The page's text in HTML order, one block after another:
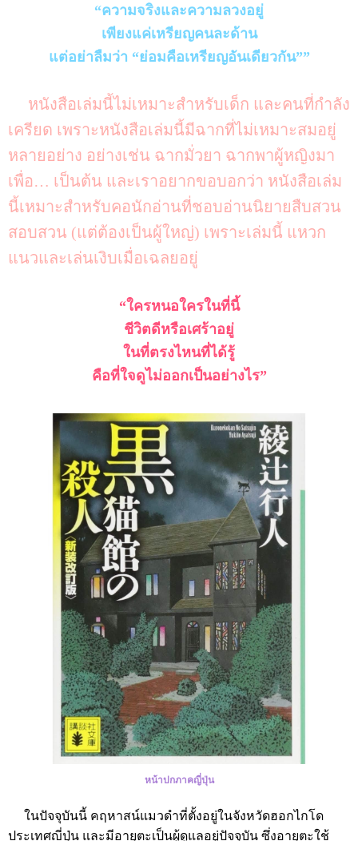
“ความจริงและความลวงอยู่
เพียงแค่เหรียญคนละด้าน
แต่อย่าลืมว่า “ย่อมคือเหรียญอันเดียวกัน””
หนังสือเล่มนี้ไม่เหมาะสำหรับเด็ก และคนที่กำลัง
เครียด เพราะหนังสือเล่มนี้มีฉากที่ไม่เหมาะสมอยู่
หลายอย่าง อย่างเช่น ฉากมั่วยา ฉากพาผู้หญิงมา
เพื่อ… เป็นต้น และเราอยากขอบอกว่า หนังสือเล่ม
นี้เหมาะสำหรับคอนักอ่านที่ชอบอ่านนิยายสืบสวน
สอบสวน (แต่ต้องเป็นผู้ใหญ่) เพราะเล่มนี้ แหวก
แนวและเล่นเงิบเมื่อเฉลยอยู่
“ใครหนอใครในที่นี้
ชีวิตดีหรือเศร้าอยู่
ในที่ตรงไหนที่ได้รู้
คือที่ใจดูไม่ออกเป็นอย่างไร”
หน้าปกภาคญี่ปุ่น
ในปัจจุบันนี้ คฤหาสน์แมวดำที่ตั้งอยู่ในจังหวัดฮอกไกโด
ประเทศญี่ปุ่น และมีอายุตะเป็นผู้ดูแลอยู่ปัจจุบัน ซึ่งอายุตะใช้